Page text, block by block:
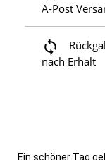
A-Post
nach Erhalt
Ein schöner Tag